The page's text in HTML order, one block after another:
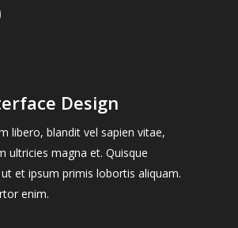
Design
libero, blandit vel sapien vitae,
ultricies magna et. Quisque
et ipsum primis lobortis aliquam.
enim.